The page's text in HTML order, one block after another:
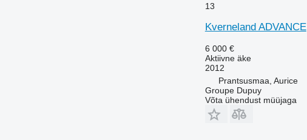
13
Kverneland ADVANCE
6 000 €
Aktiivne äke
2012
Prantsusmaa, Aurice
Groupe Dupuy
Võta ühendust müüjaga